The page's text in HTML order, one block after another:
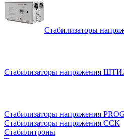
Стабилизаторы
Стабилизаторы напряжения
Стабилизаторы напряжения
Стабилизаторы напряжения ССК
Стабилитроны